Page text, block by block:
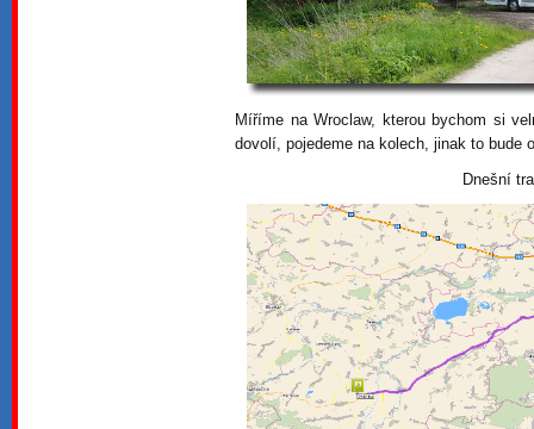
Míříme na Wroclaw, kterou bychom si
dovolí, pojedeme na kolech, jinak to bude
Dnešní